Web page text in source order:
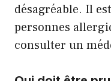
désagréable. Il
personnes
consulter un